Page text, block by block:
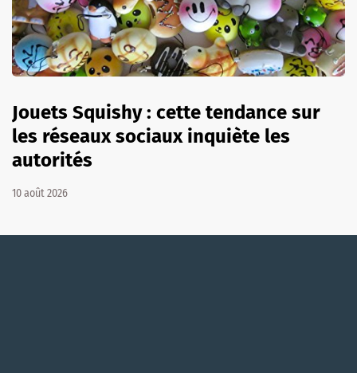
Jouets Squishy : cette tendance sur
les réseaux sociaux inquiète les
autorités
10 août 2026